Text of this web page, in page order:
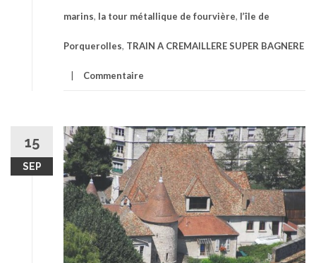
marins, la tour métallique de fourvière, l’île de
Porquerolles, TRAIN A CREMAILLERE SUPER BAGNERE
Commentaire
15
SEP